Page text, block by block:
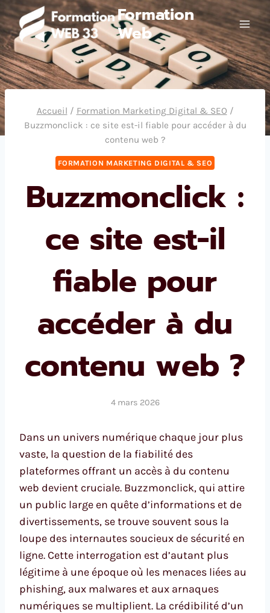
Aller
au
contenu
Formation
Web
Accueil / Formation Marketing Digital & SEO /
Buzzmonclick : ce site est-il fiable pour accéder à du
contenu web ?
FORMATION MARKETING DIGITAL & SEO
Buzzmonclick :
ce site est-il
fiable pour
accéder à du
contenu web ?
4 mars 2026
Dans un univers numérique chaque jour plus
vaste, la question de la fiabilité des
plateformes offrant un accès à du contenu
web devient cruciale. Buzzmonclick, qui attire
un public large en quête d’informations et de
divertissements, se trouve souvent sous la
loupe des internautes soucieux de sécurité en
ligne. Cette interrogation est d’autant plus
légitime à une époque où les menaces liées au
phishing, aux malwares et aux arnaques
numériques se multiplient. La crédibilité d’un